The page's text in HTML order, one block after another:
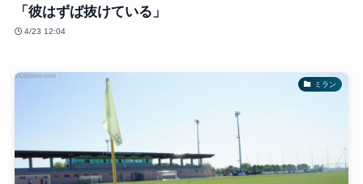
「彼はずば抜けている」
4/23 12:04
ミラン